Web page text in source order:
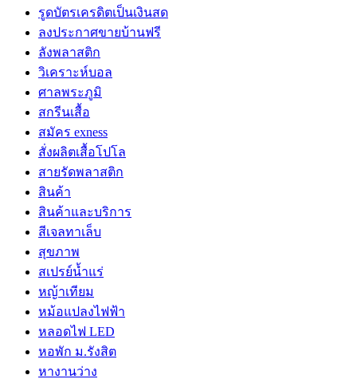
รูดบัตรเครดิตเป็นเงินสด
ลงประกาศขายบ้านฟรี
ลังพลาสติก
วิเคราะห์บอล
ศาลพระภูมิ
สกรีนเสื้อ
สมัคร exness
สั่งผลิตเสื้อโปโล
สายรัดพลาสติก
สินค้า
สินค้าและบริการ
สีเจลทาเล็บ
สุขภาพ
สเปรย์น้ำแร่
หญ้าเทียม
หม้อแปลงไฟฟ้า
หลอดไฟ LED
หอพัก ม.รังสิต
หางานว่าง